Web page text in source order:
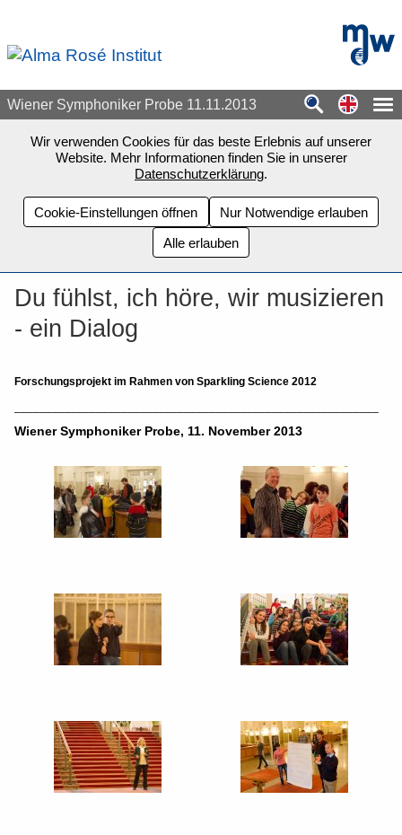
mdw -
Wiener Symphoniker Probe 11.11.2013
Wir verwenden Cookies für das beste Erlebnis auf unserer
Website. Mehr Informationen finden Sie in unserer
Datenschutzerklärung.
Cookie-Einstellungen öffnen
Nur Notwendige erlauben
Alle erlauben
Du fühlst, ich höre, wir musizieren
- ein Dialog
Forschungsprojekt im Rahmen von Sparkling Science 2012
Wiener Symphoniker Probe, 11. November 2013